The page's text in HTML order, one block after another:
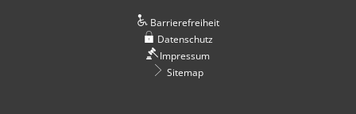
Dienstleistungen Barrierefreiheit
Datenschutz
Impressum
Sitemap